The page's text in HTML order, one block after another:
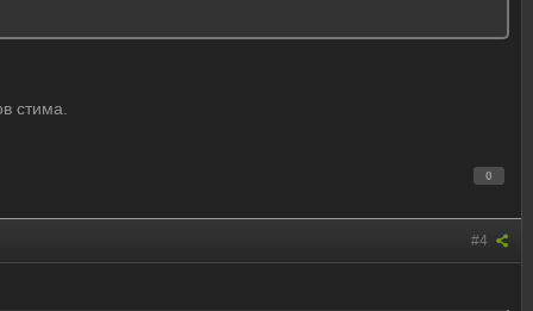
стима.
0
#4